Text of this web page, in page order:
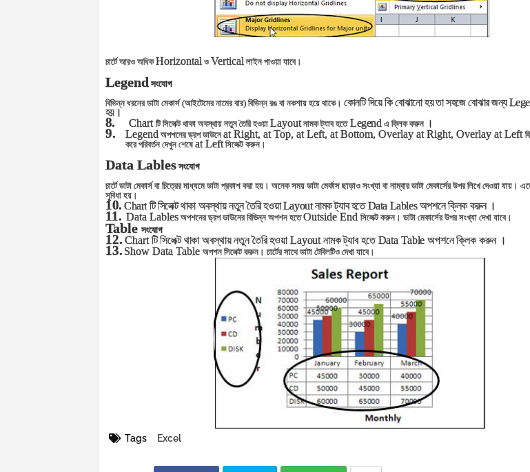
চার্টে আরও অধিকHorizontalও Verticalলাইন পাওয়া যাবে।
Legend সংযোগ
বিভিন্ন ধরনের ডাটা মেকার্স (আইটেমের নামের বার) বিভিন্ন রঙ বা নকশায় হয়ে থাকে। কোনটি দিয়ে কি বোঝানো হয় তা সহজে বোঝার জন্য
হয়।
8. Chartটি সিলেক্ট থাকা অবস্থায় নতুন তৈরি হওয়াLayoutনামক ট্যাব হতে Legend এ ক্লিক করুন।
9. Legend অপশনের ড্রপ ডাউনে at Right, at Top, at Left, at Bottom, Overlay at Right, Overlay at Left
করে পরিবর্তন দেখুন শেষে at Leftসিলেক্ট করুন।
Data Lablesসংযোগ
চার্টে ডাটা মেকার্স বা চিত্রের মাধ্যমে ডাটা প্রকাশ করা হয়। অনেক সময় ডাটা মের্কাস ছাড়াও সংখ্যা বা নাম্বার ডাটা মেকার্সের উপর লিখে দেওয়া
সুবিধা হয়।
10. Chartটি সিলেক্ট থাকা অবস্থায় নতুন তৈরি হওয়াLayoutনামক ট্যাব হতেData Lables অপশনে ক্লিক করুন ।
11. Data Lables অপশনের ড্রপ ডাউনের বিভিন্ন অপশন হতেOutside Endসিলেক্ট করুন। ডাটা মেকার্সের উপর সংখ্যা দেখা যাবে।
Tableসংযোগ
12. Chartটি সিলেক্ট থাকা অবস্থায় নতুন তৈরি হওয়াLayoutনামক ট্যাব হতেData Tableঅপশনে ক্লিক করুন ।
13. Show Data Tableঅপশন সিলেক্ট করুন। চার্টের সাথে ডাটা টেবিলটিও দেখা যাবে।
Tags Excel